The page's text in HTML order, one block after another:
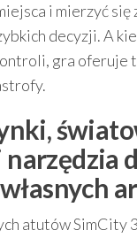
i mierzyć się
decyzji. A
gra oferuje
atutów SimCity